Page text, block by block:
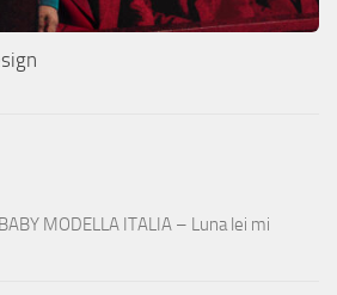
MODELLA ITALIA – Luna lei mi